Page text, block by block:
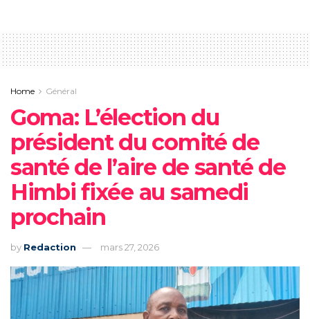
Home Général
Goma: L’élection du
président du comité de
santé de l’aire de santé de
Himbi fixée au samedi
prochain
by Redaction mars 27, 2026